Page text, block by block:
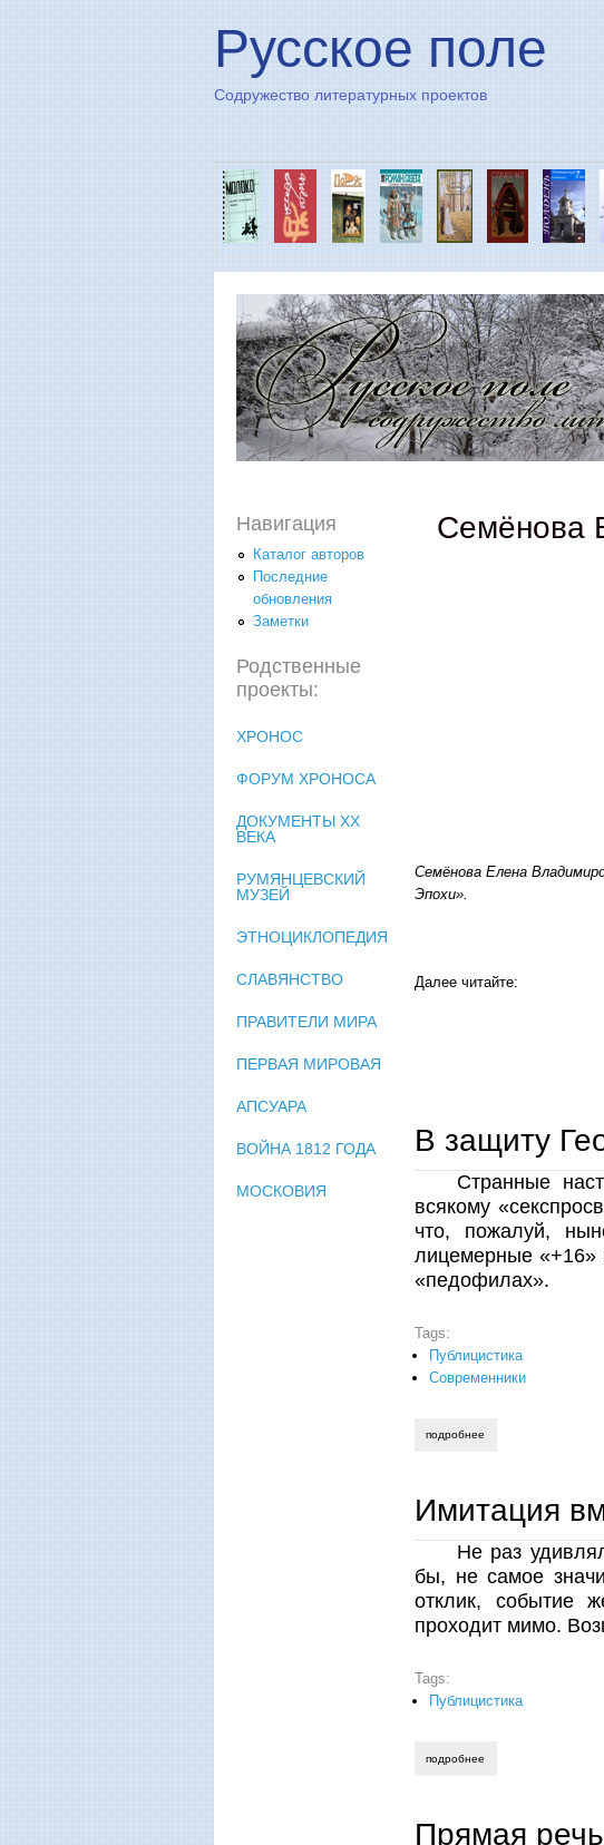
Русское поле
Содружество литературных проектов
Семёнова
Семёнова Елена
Эпохи».
Далее читайте:
В защиту
Странные
всякому
что, пожалуй,
лицемерные «+16»
«педофилах».
Tags:
Публицистика
Современники
подробнее
Имитация
Не раз
бы, не самое
отклик, событие
проходит мимо.
Tags:
Публицистика
подробнее
Прямая
Навигация
Каталог авторов
Последние
обновления
Заметки
Родственные
проекты:
ХРОНОС
ФОРУМ ХРОНОСА
ДОКУМЕНТЫ XX
ВЕКА
РУМЯНЦЕВСКИЙ
МУЗЕЙ
ЭТНОЦИКЛОПЕДИЯ
СЛАВЯНСТВО
ПРАВИТЕЛИ МИРА
ПЕРВАЯ МИРОВАЯ
АПСУАРА
ВОЙНА 1812 ГОДА
МОСКОВИЯ